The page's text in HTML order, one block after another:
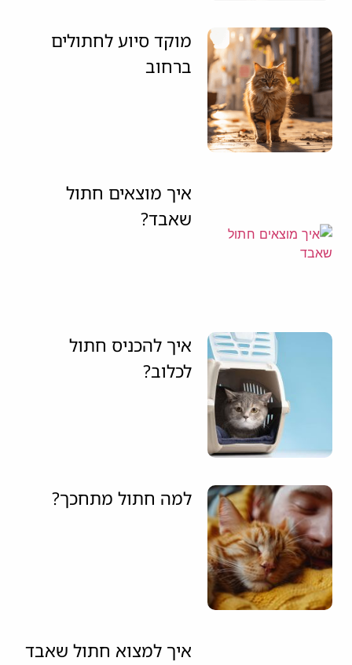
מוקד סיוע לחתולים
ברחוב
איך מוצאים חתול
שאבד?
איך להכניס חתול
לכלוב?
למה חתול מתחכך?
איך למצוא חתול שאבד